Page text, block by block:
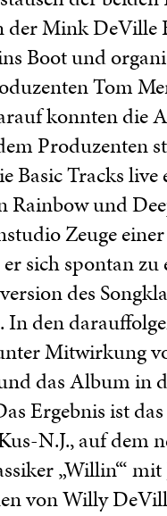
der Mink DeVille
Boot und
Tom
konnten die
Produzenten
Basic Tracks
Rainbow und
Zeuge
er sich spontan
des
In den
Mitwirkung
das Album in
Ergebnis ist
N.J., auf dem
„Willin‘“
von Willy